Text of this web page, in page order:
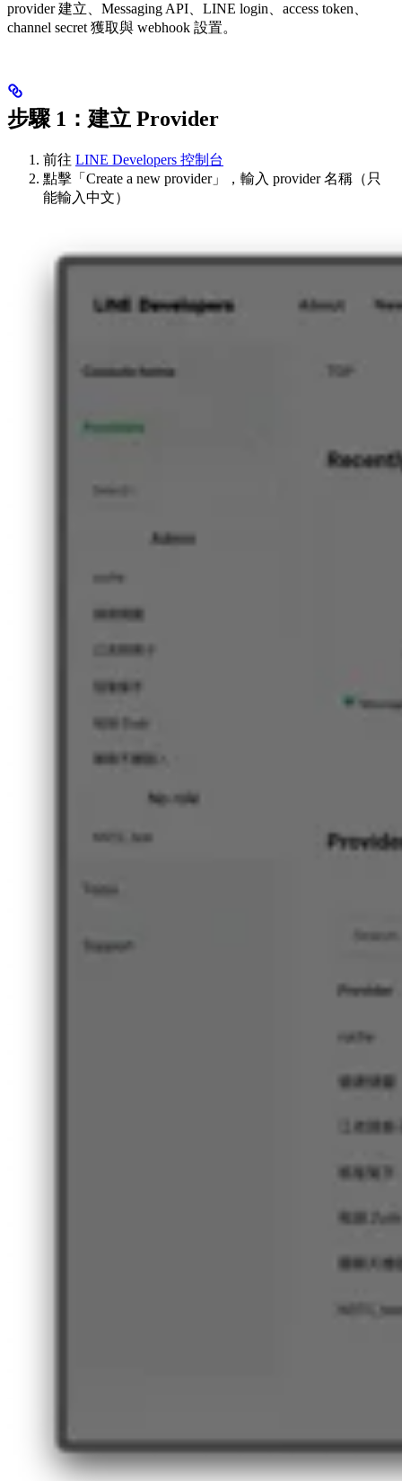
provider 建立、Messaging API、LINE login、access token、
channel secret 獲取與 webhook 設置。
步驟 1：建立 Provider
前往 LINE Developers 控制台
點擊「Create a new provider」，輸入 provider 名稱（只
能輸入中文）